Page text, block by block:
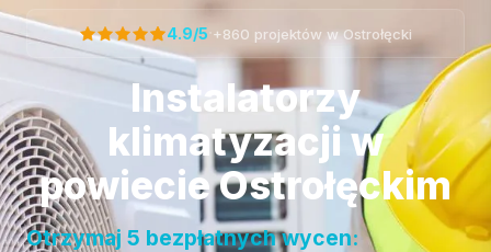
Otrzymaj bezpłatną wycenę
4.9/5 +860 projektów w Ostrołęcki
Instalatorzy
klimatyzacji w
powiecie Ostrołęckim
Otrzymaj 5 bezpłatnych wycen: